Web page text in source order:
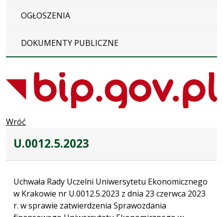
OGŁOSZENIA
DOKUMENTY PUBLICZNE
Wróć
U.0012.5.2023
Uchwała Rady Uczelni Uniwersytetu Ekonomicznego
w Krakowie nr U.0012.5.2023 z dnia 23 czerwca 2023
r. w sprawie zatwierdzenia Sprawozdania